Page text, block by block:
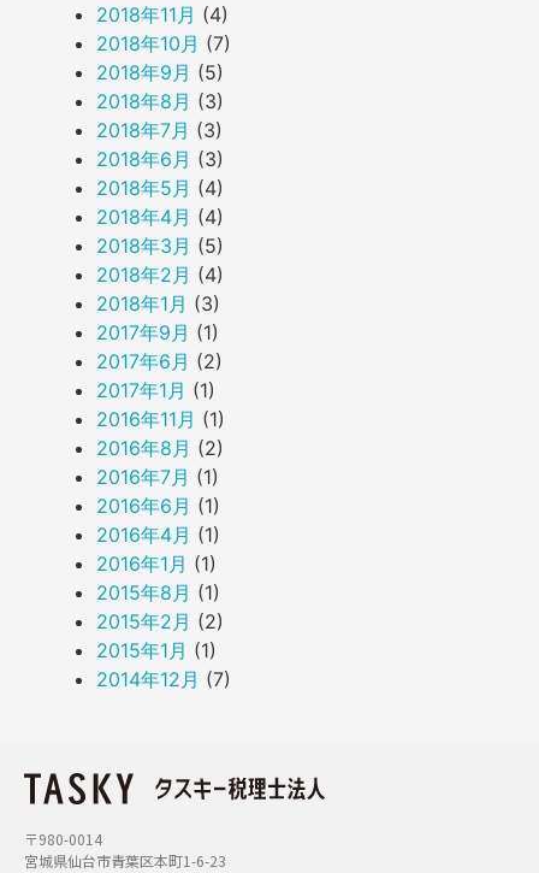
2018年11月 (4)
2018年10月 (7)
2018年9月 (5)
2018年8月 (3)
2018年7月 (3)
2018年6月 (3)
2018年5月 (4)
2018年4月 (4)
2018年3月 (5)
2018年2月 (4)
2018年1月 (3)
2017年9月 (1)
2017年6月 (2)
2017年1月 (1)
2016年11月 (1)
2016年8月 (2)
2016年7月 (1)
2016年6月 (1)
2016年4月 (1)
2016年1月 (1)
2015年8月 (1)
2015年2月 (2)
2015年1月 (1)
2014年12月 (7)
〒980-0014
宮城県仙台市青葉区本町1-6-23